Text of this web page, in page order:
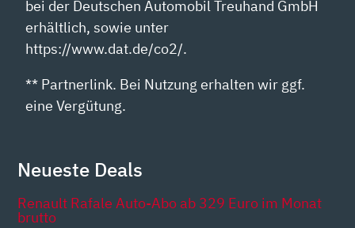
bei der Deutschen Automobil Treuhand GmbH
erhältlich, sowie unter
https://www.dat.de/co2/.
** Partnerlink. Bei Nutzung erhalten wir ggf.
eine Vergütung.
Neueste Deals
Renault Rafale Auto-Abo ab 329 Euro im Monat
brutto